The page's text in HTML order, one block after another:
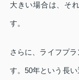
大きい場合は、そ
す。
さらに、ライフプ
す。50年という長